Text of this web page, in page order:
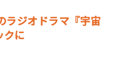
ラジオドラマ『宇宙
クに